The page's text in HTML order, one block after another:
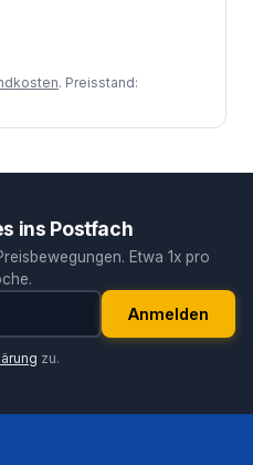
. Preisstand:
ins Postfach
Etwa 1x pro
Anmelden
zu.